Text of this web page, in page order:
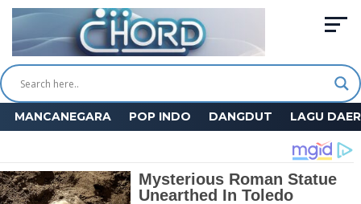
MANCANEGARA POP INDO DANGDUT LAGU